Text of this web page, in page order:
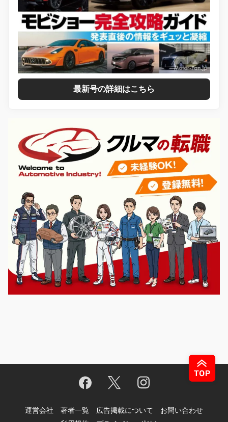
最新号の詳細はこちら
運営会社 著者一覧 広告掲載について
お問い合わせ